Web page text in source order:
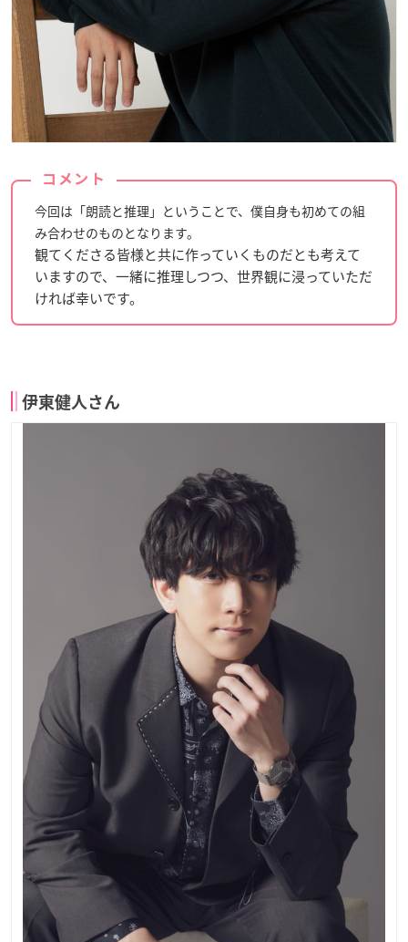
コメント
今回は「朗読と推理」ということで、僕自身も初めての組
み合わせのものとなります。
観てくださる皆様と共に作っていくものだとも考えて
いますので、一緒に推理しつつ、世界観に浸っていただ
ければ幸いです。
伊東健人さん